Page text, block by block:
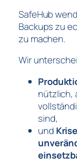
SafeHub
Backups zu
zu machen.
Wir
nützlich,
sind,
und